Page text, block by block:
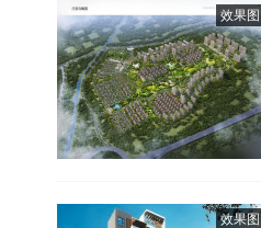
效果图
效果图